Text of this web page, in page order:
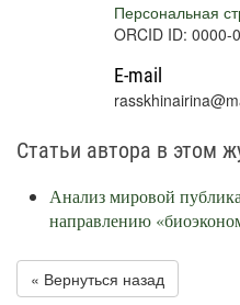
Персональная
ORCID ID: 0000-
E-mail
Статьи автора в этом
Анализ мировой
направлению
« Вернуться назад